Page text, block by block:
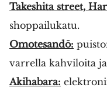
Takeshita street,
shoppailukatu.
Omotesandō:
varrella kahviloita
Akihabara: